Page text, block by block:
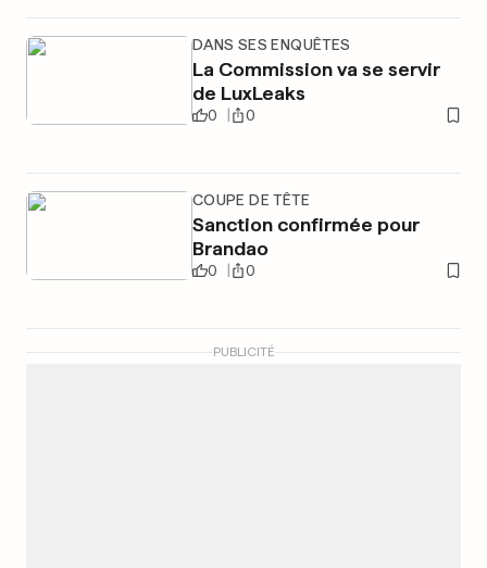
DANS SES ENQUÊTES
La Commission va se servir
de LuxLeaks
0 0
COUPE DE TÊTE
Sanction confirmée pour
Brandao
0 0
PUBLICITÉ